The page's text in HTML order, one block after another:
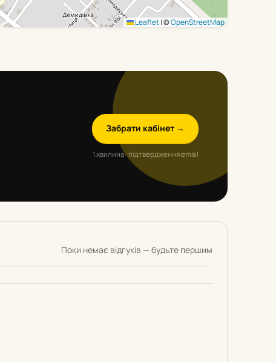
Leaflet|©OpenStreetMap
Забрати кабінет →
1 хвилина · підтвердження email
Поки немає відгуків — будьте першим